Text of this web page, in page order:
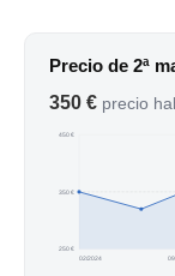
Precio de 2ª
350 € precio
250 €
350 €
450 €
02/2024